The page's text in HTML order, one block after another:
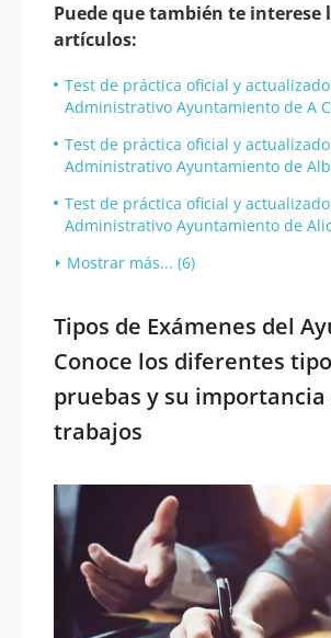
Puede que también te interese
artículos:
Test de práctica oficial y
Administrativo Ayuntamiento de A
Test de práctica oficial y
Administrativo Ayuntamiento de
Test de práctica oficial y
Administrativo Ayuntamiento de
Mostrar más... (6)
Tipos de Exámenes del
Conoce los diferentes
pruebas y su
trabajos